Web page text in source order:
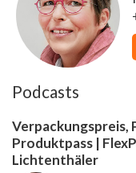
Podcasts
Verpackungspreis,
Produktpass |
Lichtenthäler